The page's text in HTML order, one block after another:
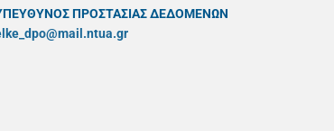
ΠΡΟΣΤΑΣΙΑΣ ΔΕΔΟΜΕΝΩΝ